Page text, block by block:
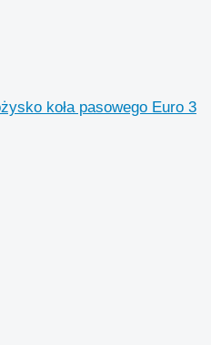
koła pasowego Euro 3